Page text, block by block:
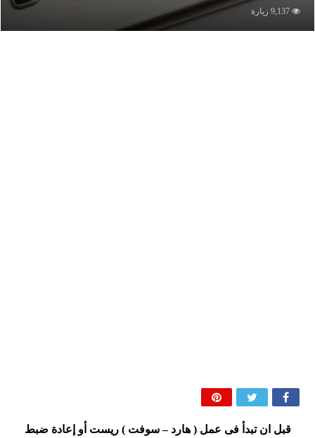
9,137 زيارة
ﻗﺒﻞ ﺍﻥ ﺗﺒﺪﺃ ﻓﻰ ﻋﻤﻞ ‏( ﻫﺎﺭﺩ – ﺳﻮﻓﺖ ‏) ﺭﻳﺴﺖ ﺃﻭ ﺇﻋﺎﺩﺓ ﺿﺒﻂ